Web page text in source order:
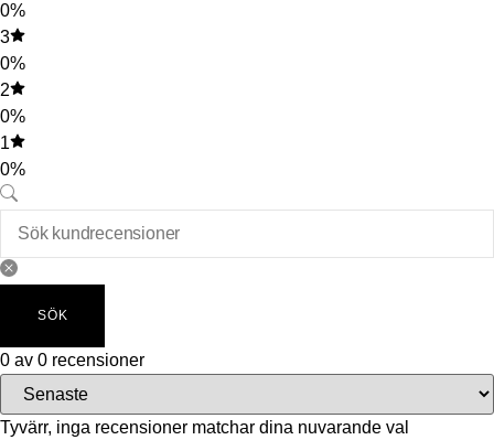
0%
3
0%
2
0%
1
0%
SÖK
0 av 0 recensioner
Tyvärr, inga recensioner matchar dina nuvarande val